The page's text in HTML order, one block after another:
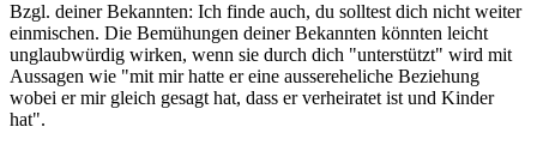
Bzgl. deiner Bekannten: Ich finde auch, du solltest dich nicht weiter
einmischen. Die Bemühungen deiner Bekannten könnten leicht
unglaubwürdig wirken, wenn sie durch dich "unterstützt" wird mit
Aussagen wie "mit mir hatte er eine aussereheliche Beziehung
wobei er mir gleich gesagt hat, dass er verheiratet ist und Kinder
hat".